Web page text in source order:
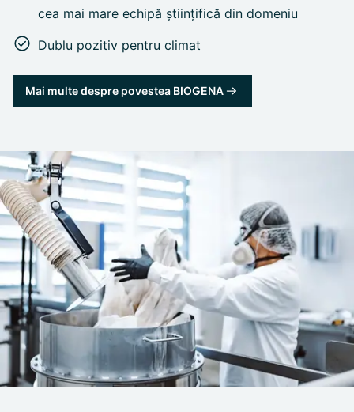
cea mai mare echipă științifică din domeniu
Dublu pozitiv pentru climat
Mai multe despre povestea BIOGENA